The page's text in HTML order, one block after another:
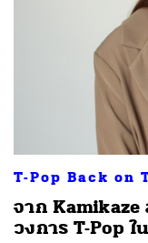
T-Pop Back on
จาก Kamikaze
วงการ T-Pop
SHARE